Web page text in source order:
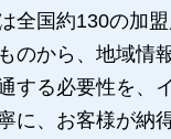
全国約130の加
のから、地域情
する必要性を、
に、お客様が納